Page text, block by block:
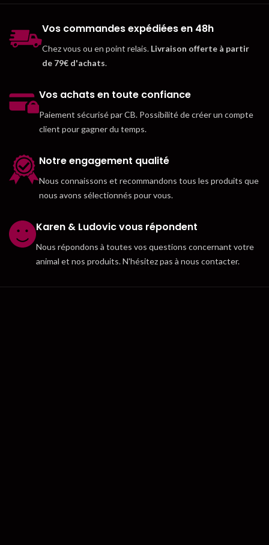
Vos commandes expédiées en 48h
Chez vous ou en point relais. Livraison offerte à partir
de 79€ d'achats.
Vos achats en toute confiance
Paiement sécurisé par CB. Possibilité de créer un compte
client pour gagner du temps.
Notre engagement qualité
Nous connaissons et recommandons tous les produits que
nous avons sélectionnés pour vous.
Karen & Ludovic vous répondent
Nous répondons à toutes vos questions concernant votre
animal et nos produits. N'hésitez pas à nous contacter.